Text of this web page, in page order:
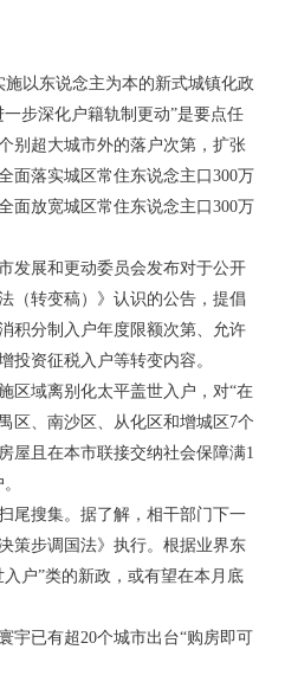
以东说念主为本的新式城镇化政
步深化户籍轨制更动”是要点任
别超大城市外的落户次第，扩张
面落实城区常住东说念主口300万
面放宽城区常住东说念主口300万
发展和更动委员会发布对于公开
（转变稿）》认识的公告，提倡
积分制入户年度限额次第、允许
投资征税入户等转变内容。
区域离别化太平盖世入户，对“在
区、南沙区、从化区和增城区7个
屋且在本市联接交纳社会保障满1
尾搜集。据了解，相干部门下一
策步调国法》执行。根据业界东
户”类的新政，或有望在本月底
宇已有超20个城市出台“购房即可